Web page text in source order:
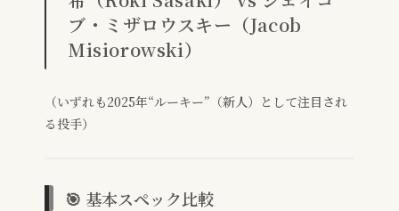
ブ・ミザロウスキー（Jacob
Misiorowski）
（いずれも2025年“ルーキー”（新人）として注目され
る投手）
🎯 基本スペック比較